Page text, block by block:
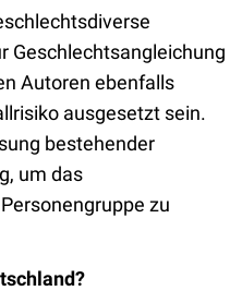
Geschlechtsangleichung
Autoren ebenfalls
ausgesetzt sein.
bestehender
um das
zu